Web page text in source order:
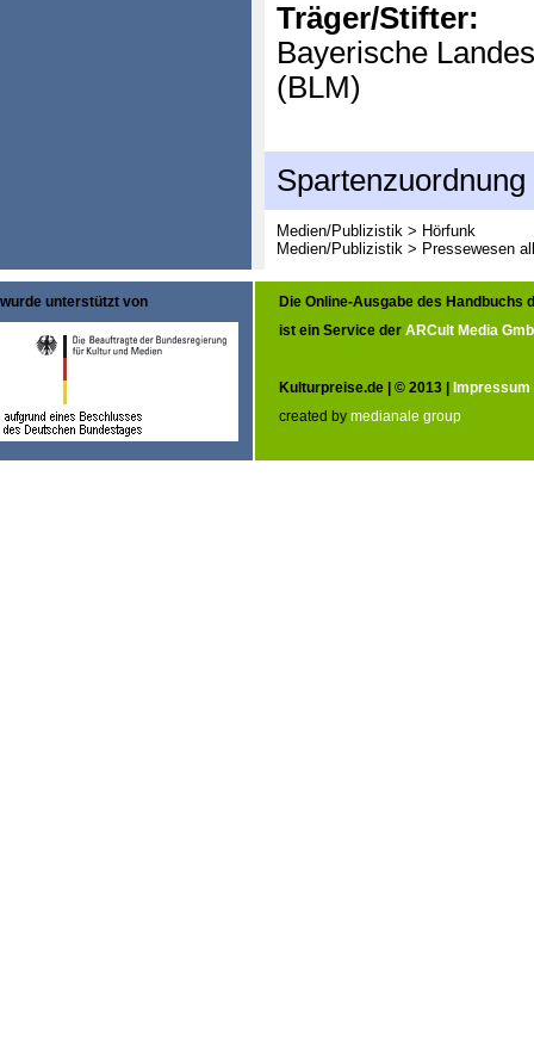
Träger/Stifter:
Bayerische
(BLM)
Spartenzuordnung
Medien/Publizistik > Hörfunk
Medien/Publizistik > Pressewesen
wurde unterstützt von
Die Online-Ausgabe des Handbuchs
ist ein Service der ARCult Media
Kulturpreise.de | © 2013 | Impressum
created by medianale group